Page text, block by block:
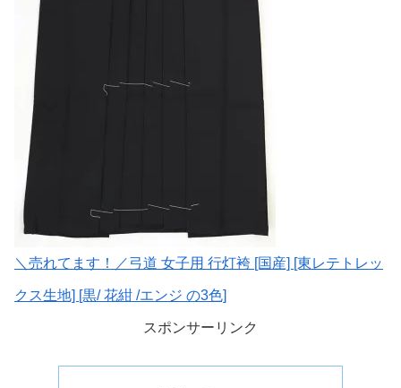
＼売れてます！／弓道 女子用 行灯袴 [国産] [東レテトレッ
クス生地] [黒/ 花紺 /エンジ の3色]
スポンサーリンク